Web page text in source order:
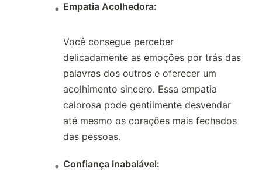
Empatia Acolhedora:
Você consegue perceber
delicadamente as emoções por trás das
palavras dos outros e oferecer um
acolhimento sincero. Essa empatia
calorosa pode gentilmente desvendar
até mesmo os corações mais fechados
das pessoas.
Confiança Inabalável: